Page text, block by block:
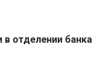
отделении банка